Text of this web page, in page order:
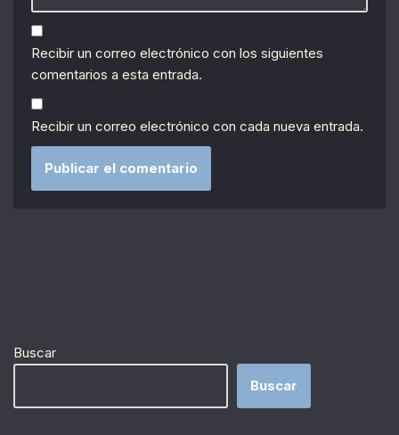
Recibir un correo electrónico con los siguientes
comentarios a esta entrada.
Recibir un correo electrónico con cada nueva entrada.
Buscar
Buscar